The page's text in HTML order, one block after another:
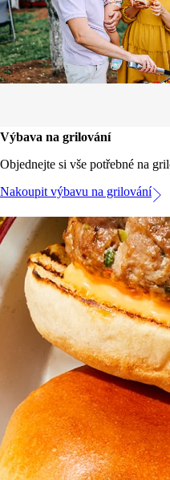
Výbava na grilování
Objednejte si vše potřebné na
Nakoupit výbavu na grilování